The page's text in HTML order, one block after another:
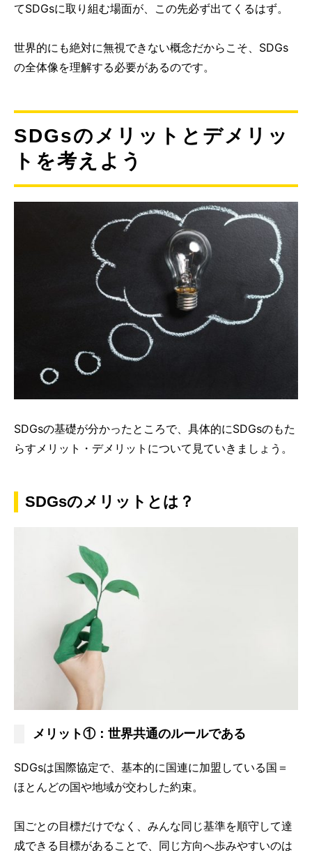
てSDGsに取り組む場面が、この先必ず出てくるはず。
世界的にも絶対に無視できない概念だからこそ、SDGs
の全体像を理解する必要があるのです。
SDGsのメリットとデメリッ
トを考えよう
SDGsの基礎が分かったところで、具体的にSDGsのもた
らすメリット・デメリットについて見ていきましょう。
SDGsのメリットとは？
メリット①：世界共通のルールである
SDGsは国際協定で、基本的に国連に加盟している国＝
ほとんどの国や地域が交わした約束。
国ごとの目標だけでなく、みんな同じ基準を順守して達
成できる目標があることで、同じ方向へ歩みやすいのは